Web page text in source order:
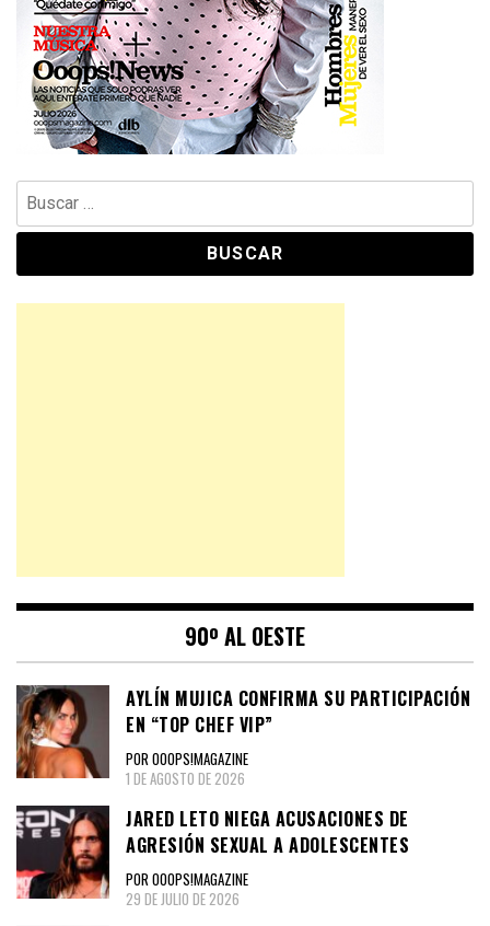
Buscar:
90º AL OESTE
AYLÍN MUJICA CONFIRMA SU PARTICIPACIÓN
EN “TOP CHEF VIP”
POR OOOPS!MAGAZINE
1 DE AGOSTO DE 2026
JARED LETO NIEGA ACUSACIONES DE
AGRESIÓN SEXUAL A ADOLESCENTES
POR OOOPS!MAGAZINE
29 DE JULIO DE 2026